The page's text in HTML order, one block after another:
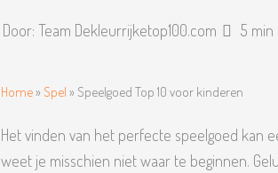
Door: Team Dekleurrijketop100.com 5 min
Home» Spel » Speelgoed Top 10 voor kinderen
Het vinden van het perfecte speelgoed kan
weet je misschien niet waar te beginnen.